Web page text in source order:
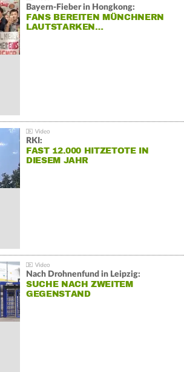
Bayern-Fieber in Hongkong:
FANS BEREITEN MÜNCHNERN
LAUTSTARKEN…
RKI:
FAST 12.000 HITZETOTE IN
DIESEM JAHR
Nach Drohnenfund in Leipzig:
SUCHE NACH ZWEITEM
GEGENSTAND